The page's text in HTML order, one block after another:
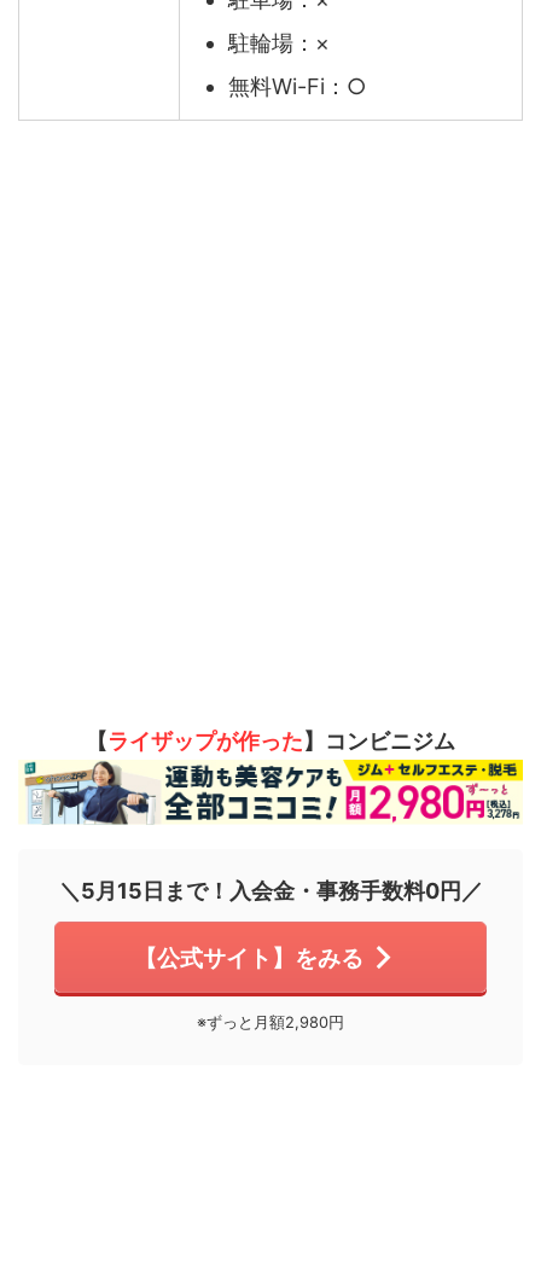
駐輪場：×
無料Wi-Fi：○
【ライザップが作った】コンビニジム
＼5月15日まで！入会金・事務手数料0円／
【公式サイト】をみる
※ずっと月額2,980円